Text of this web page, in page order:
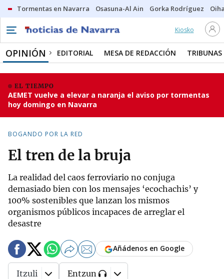
Tormentas en Navarra Osasuna-Al Ain Gorka Rodríguez
Kiosko
OPINIÓN EDITORIAL MESA DE REDACCIÓN TRIBUNAS
EL TIEMPO
AEMET vuelve a elevar a naranja el aviso por tormentas
hoy domingo en Navarra
BOGANDO POR LA RED
El tren de la bruja
La realidad del caos ferroviario no conjuga
demasiado bien con los mensajes ‘ecochachis’ y
100% sostenibles que lanzan los mismos
organismos públicos incapaces de arreglar el
desastre
Añádenos en Google
Itzuli Entzun